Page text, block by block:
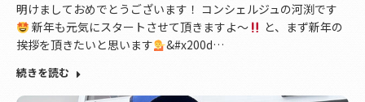
明けましておめでとうございます！ コンシェルジュの河渕です
新年も元気にスタートさせて頂きますよ〜
と、まず新年の
挨拶を頂きたいと思います
&#x200d…
続きを読む